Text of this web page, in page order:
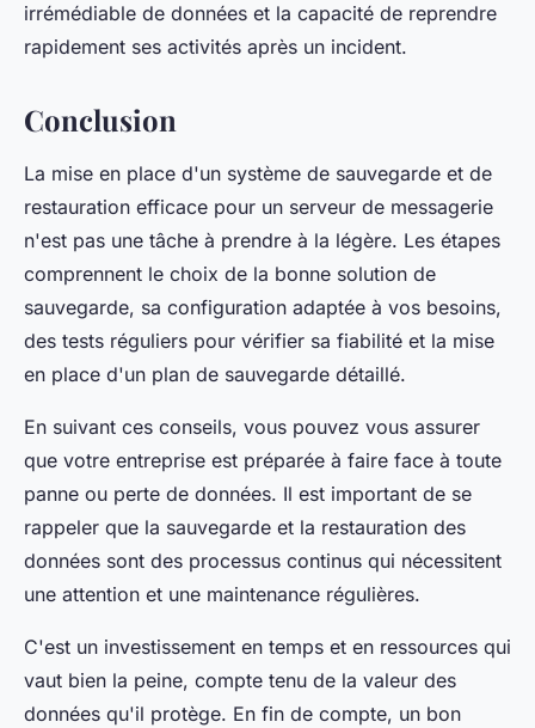
irrémédiable de données et la capacité de reprendre
rapidement ses activités après un incident.
Conclusion
La mise en place d'un système de sauvegarde et de
restauration efficace pour un serveur de messagerie
n'est pas une tâche à prendre à la légère. Les étapes
comprennent le choix de la bonne solution de
sauvegarde, sa configuration adaptée à vos besoins,
des tests réguliers pour vérifier sa fiabilité et la mise
en place d'un plan de sauvegarde détaillé.
En suivant ces conseils, vous pouvez vous assurer
que votre entreprise est préparée à faire face à toute
panne ou perte de données. Il est important de se
rappeler que la sauvegarde et la restauration des
données sont des processus continus qui nécessitent
une attention et une maintenance régulières.
C'est un investissement en temps et en ressources qui
vaut bien la peine, compte tenu de la valeur des
données qu'il protège. En fin de compte, un bon